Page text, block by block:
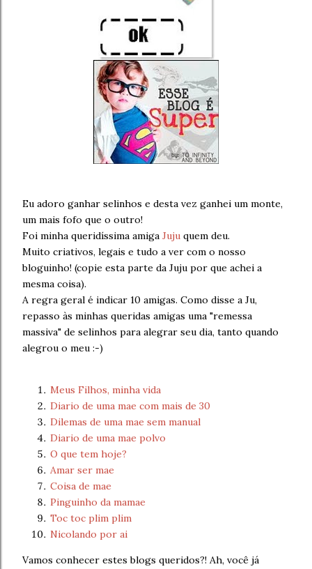
Eu adoro ganhar selinhos e desta vez ganhei um monte,
um mais fofo que o outro!
Foi minha queridíssima amiga Juju quem deu.
Muito criativos, legais e tudo a ver com o nosso
bloguinho! (copie esta parte da Juju por que achei a
mesma coisa).
A regra geral é indicar 10 amigas. Como disse a Ju,
repasso às minhas queridas amigas uma "remessa
massiva" de selinhos para alegrar seu dia, tanto quando
alegrou o meu :-)
Meus Filhos, minha vida
Diario de uma mae com mais de 30
Dilemas de uma mae sem manual
Diario de uma mae polvo
O que tem hoje?
Amar ser mae
Coisa de mae
Pinguinho da mamae
Toc toc plim plim
Nicolando por ai
Vamos conhecer estes blogs queridos?! Ah, você já